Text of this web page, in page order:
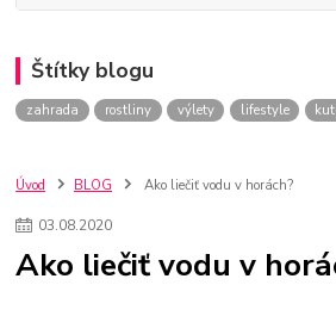
Štítky blogu
zahrada rostliny výlety lifestyle
Úvod BLOG Ako liečiť vodu v horách?
03.08.2020
Ako liečiť vodu v